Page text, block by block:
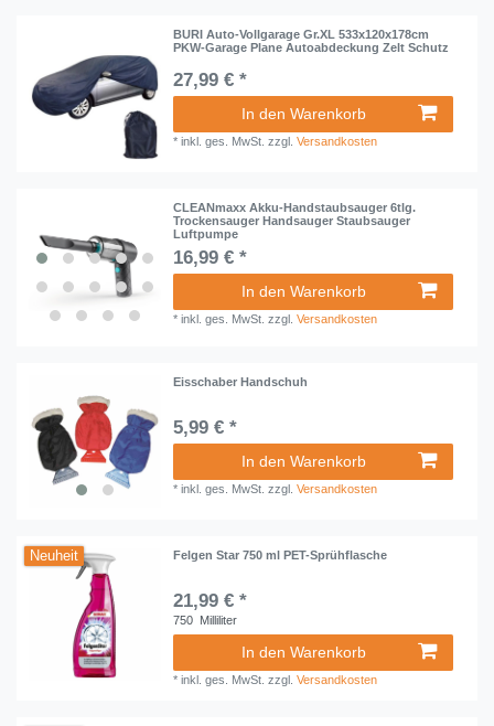
BURI Auto-Vollgarage Gr.XL 533x120x178cm
PKW-Garage Plane Autoabdeckung Zelt Schutz
27,99 € *
In den Warenkorb
*inkl. ges. MwSt. zzgl.Versandkosten
CLEANmaxx Akku-Handstaubsauger 6tlg.
Trockensauger Handsauger Staubsauger
Luftpumpe
16,99 € *
In den Warenkorb
*inkl. ges. MwSt. zzgl.Versandkosten
Eisschaber Handschuh
5,99 € *
In den Warenkorb
*inkl. ges. MwSt. zzgl.Versandkosten
Neuheit Felgen Star 750 ml PET-Sprühflasche
21,99 € *
750 Milliliter
In den Warenkorb
*inkl. ges. MwSt. zzgl.Versandkosten